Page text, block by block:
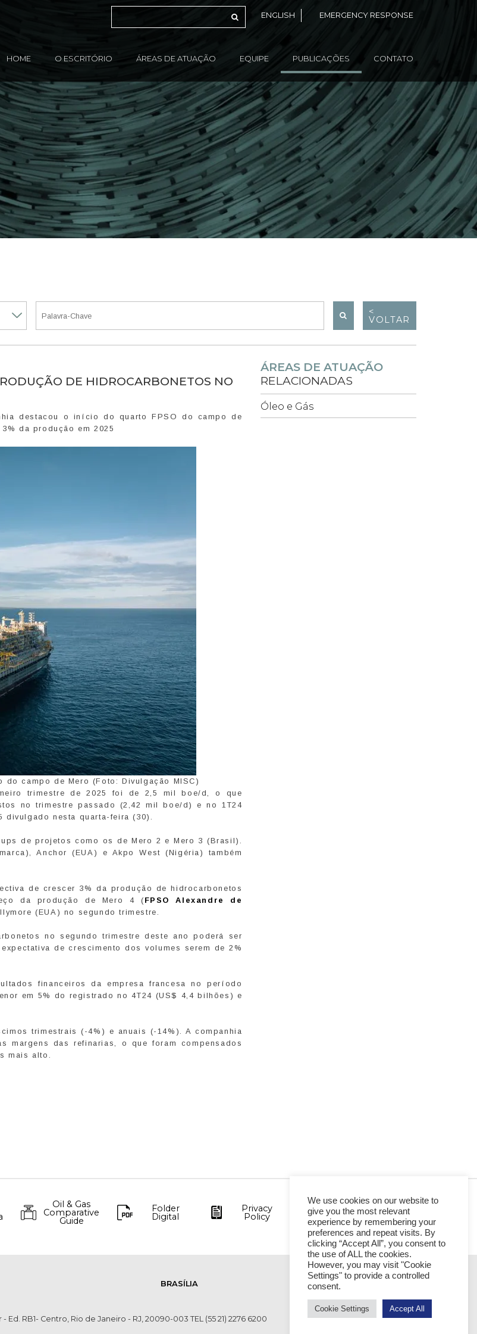
ENGLISH EMERGENCY RESPONSE
HOME O ESCRITÓRIO ÁREAS DE ATUAÇÃO EQUIPE PUBLICAÇÕES CONTATO
<
VOLTAR
DE HIDROCARBONETOS NO
destacou o início do quarto FPSO do campo de
da produção em 2025
do campo de Mero (Foto: Divulgação MISC)
trimestre de 2025 foi de 2,5 mil boe/d, o que
no trimestre passado (2,42 mil boe/d) e no 1T24
nesta quarta-feira (30).
de projetos como os de Mero 2 e Mero 3 (Brasil).
Anchor (EUA) e Akpo West (Nigéria) também
de crescer 3% da produção de hidrocarbonetos
da produção de Mero 4 ( FPSO Alexandre de
(EUA) no segundo trimestre.
no segundo trimestre deste ano poderá ser
de crescimento dos volumes serem de 2%
financeiros da empresa francesa no período
em 5% do registrado no 4T24 (US$ 4,4 bilhões) e
trimestrais (-4%) e anuais (-14%). A companhia
das refinarias, o que foram compensados
mais alto.
ÁREAS DE ATUAÇÃO
RELACIONADAS
Óleo e Gás
Oil & Gas
Comparative
Guide
Folder
Digital
Privacy
Policy
BRASÍLIA
- Ed. RB1- Centro, Rio de Janeiro - RJ, 20090-003 TEL (55 21) 2276 6200
We use cookies on our website to
give you the most relevant
experience by remembering your
preferences and repeat visits. By
clicking “Accept All”, you consent to
the use of ALL the cookies.
However, you may visit "Cookie
Settings" to provide a controlled
consent.
Cookie Settings Accept All